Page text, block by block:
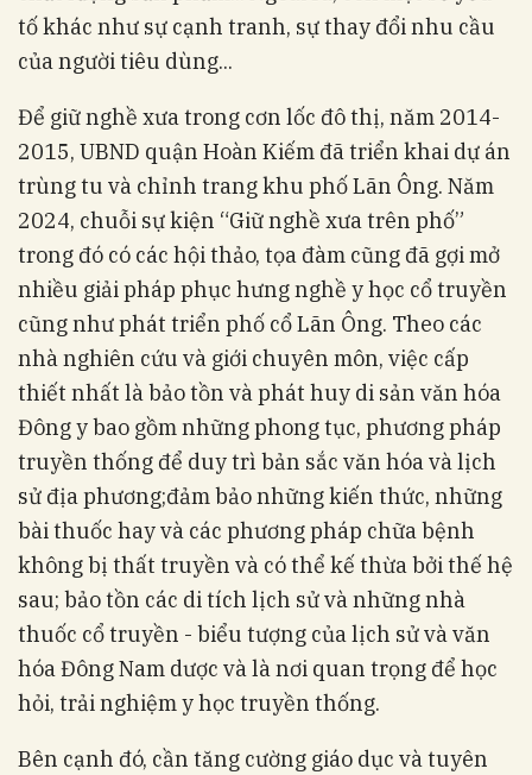
tố khác như sự cạnh tranh, sự thay đổi nhu cầu
của người tiêu dùng...
Để giữ nghề xưa trong cơn lốc đô thị, năm 2014-
2015, UBND quận Hoàn Kiếm đã triển khai dự án
trùng tu và chỉnh trang khu phố Lãn Ông. Năm
2024, chuỗi sự kiện “Giữ nghề xưa trên phố”
trong đó có các hội thảo, tọa đàm cũng đã gợi mở
nhiều giải pháp phục hưng nghề y học cổ truyền
cũng như phát triển phố cổ Lãn Ông. Theo các
nhà nghiên cứu và giới chuyên môn, việc cấp
thiết nhất là bảo tồn và phát huy di sản văn hóa
Đông y bao gồm những phong tục, phương pháp
truyền thống để duy trì bản sắc văn hóa và lịch
sử địa phương;đảm bảo những kiến thức, những
bài thuốc hay và các phương pháp chữa bệnh
không bị thất truyền và có thể kế thừa bởi thế hệ
sau; bảo tồn các di tích lịch sử và những nhà
thuốc cổ truyền - biểu tượng của lịch sử và văn
hóa Đông Nam dược và là nơi quan trọng để học
hỏi, trải nghiệm y học truyền thống.
Bên cạnh đó, cần tăng cường giáo dục và tuyên